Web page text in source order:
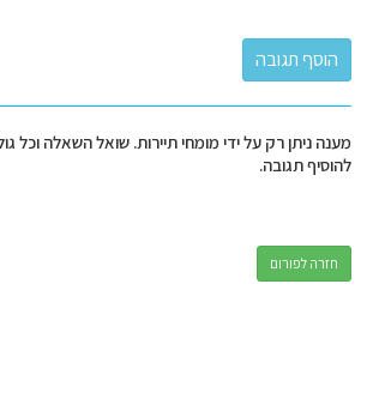
מענה ניתן רק על ידי מומחי תיירות. שואל השאלה וכל
להוסיף תגובה.
חזרה לפורום